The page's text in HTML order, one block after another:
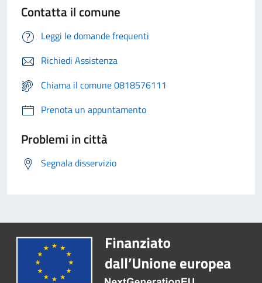
Contatta il comune
Leggi le domande frequenti
Richiedi Assistenza
Chiama il comune 0818576111
Prenota un appuntamento
Problemi in città
Segnala disservizio